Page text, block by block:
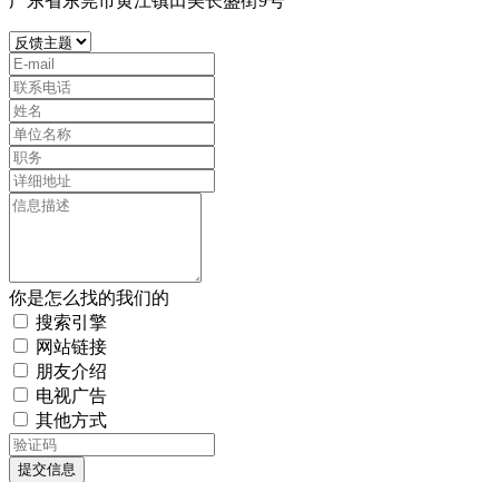
你是怎么找的我们的
搜索引擎
网站链接
朋友介绍
电视广告
其他方式
提交信息